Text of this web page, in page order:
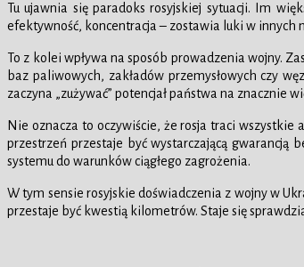
Tu ujawnia się paradoks rosyjskiej sytuacji. Im
efektywność, koncentracja – zostawia luki w innych
To z kolei wpływa na sposób prowadzenia wojny.
baz paliwowych, zakładów przemysłowych czy
zaczyna „zużywać” potencjał państwa na znacznie
Nie oznacza to oczywiście, że rosja traci wszystkie
przestrzeń przestaje być wystarczającą gwarancją
systemu do warunków ciągłego zagrożenia.
W tym sensie rosyjskie doświadczenia z wojny w
przestaje być kwestią kilometrów. Staje się